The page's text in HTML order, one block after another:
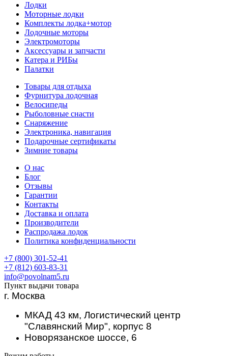
Лодки
Моторные лодки
Комплекты лодка+мотор
Лодочные моторы
Электромоторы
Аксессуары и запчасти
Катера и РИБы
Палатки
Товары для отдыха
Фурнитура лодочная
Велосипеды
Рыболовные снасти
Снаряжение
Электроника, навигация
Подарочные сертификаты
Зимние товары
О нас
Блог
Отзывы
Гарантии
Контакты
Доставка и оплата
Производители
Распродажа лодок
Политика конфиденциальности
+7 (800) 301-52-41
+7 (812) 603-83-31
info@povolnam5.ru
Пункт выдачи товара
г. Москва
МКАД 43 км, Логистический центр
"Славянский Мир", корпус 8
Новорязанское шоссе, 6